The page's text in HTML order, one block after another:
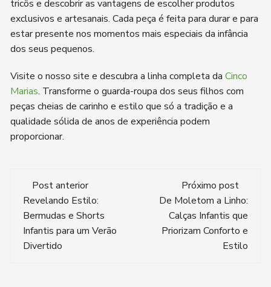
tricôs e descobrir as vantagens de escolher produtos
exclusivos e artesanais. Cada peça é feita para durar e para
estar presente nos momentos mais especiais da infância
dos seus pequenos.
Visite o nosso site e descubra a linha completa daCinco
Marias. Transforme o guarda-roupa dos seus filhos com
peças cheias de carinho e estilo que só a tradição e a
qualidade sólida de anos de experiência podem
proporcionar.
Navegação
de
post
Post anterior
Revelando Estilo:
Bermudas e Shorts
Infantis para um Verão
Divertido
Próximo post
De Moletom a Linho:
Calças Infantis que
Priorizam Conforto e
Estilo